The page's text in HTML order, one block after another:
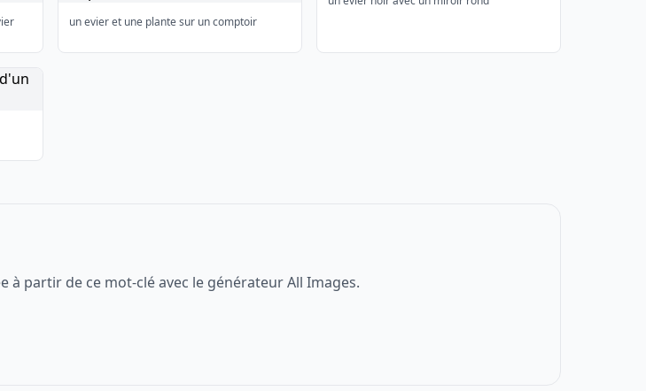
un evier et une plante sur un comptoir
à partir de ce mot-clé avec le générateur All Images.